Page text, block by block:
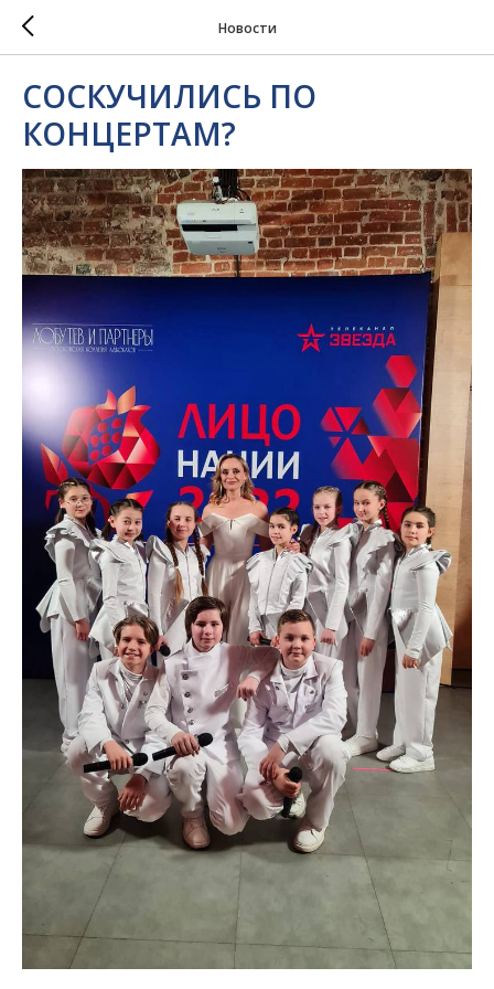
Новости
СОСКУЧИЛИСЬ ПО
КОНЦЕРТАМ?